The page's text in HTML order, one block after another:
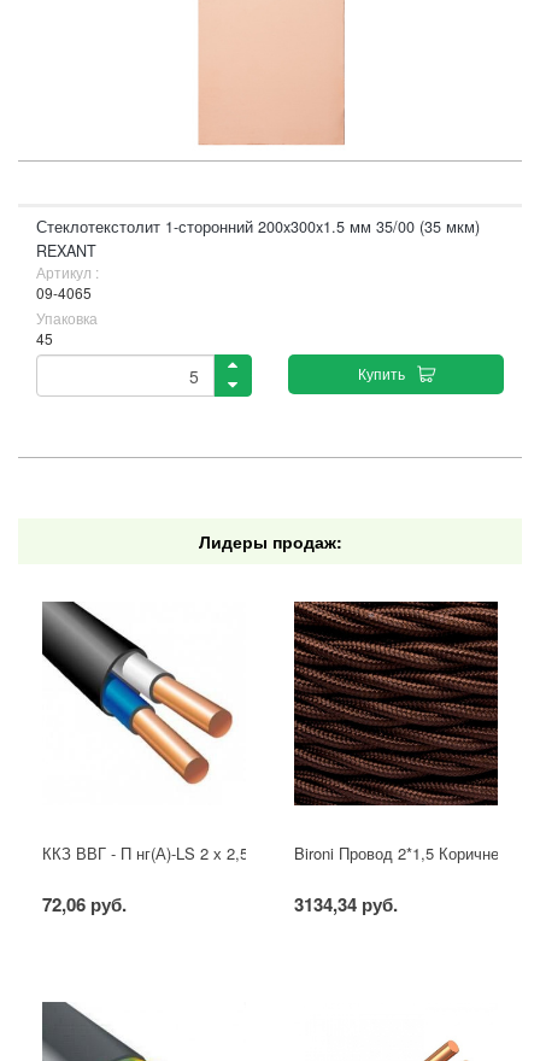
Стеклотекстолит 1-сторонний 200x300x1.5 мм 35/00 (35 мкм)
REXANT
Артикул :
09-4065
Упаковка
45
Купить
Лидеры продаж:
ККЗ ВВГ - П нг(А)-LS 2 х 2,5 ГОСТ
72,06 руб.
Bironi Провод 2*1,5 Коричневый
3134,34 руб.